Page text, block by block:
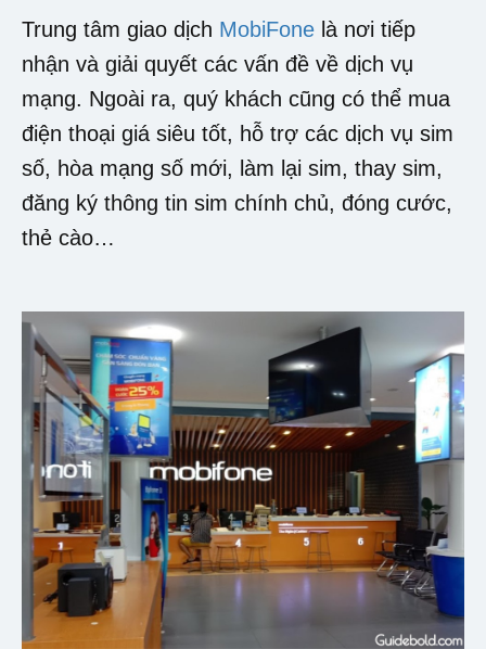
Trung tâm giao dịch MobiFone là nơi tiếp
nhận và giải quyết các vấn đề về dịch vụ
mạng. Ngoài ra, quý khách cũng có thể mua
điện thoại giá siêu tốt, hỗ trợ các dịch vụ sim
số, hòa mạng số mới, làm lại sim, thay sim,
đăng ký thông tin sim chính chủ, đóng cước,
thẻ cào…